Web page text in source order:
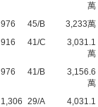
萬
976 45/B
3,233萬
916 41/C
3,031.1
萬
976 41/B
3,156.6
萬
1,306 29/A
4,031.1